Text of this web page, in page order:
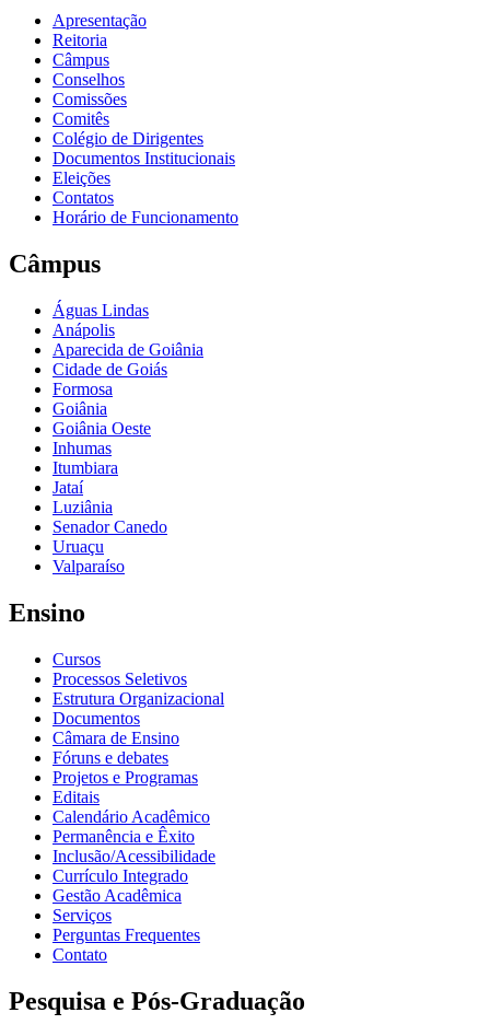
Apresentação
Reitoria
Câmpus
Conselhos
Comissões
Comitês
Colégio de Dirigentes
Documentos Institucionais
Eleições
Contatos
Horário de Funcionamento
Câmpus
Águas Lindas
Anápolis
Aparecida de Goiânia
Cidade de Goiás
Formosa
Goiânia
Goiânia Oeste
Inhumas
Itumbiara
Jataí
Luziânia
Senador Canedo
Uruaçu
Valparaíso
Ensino
Cursos
Processos Seletivos
Estrutura Organizacional
Documentos
Câmara de Ensino
Fóruns e debates
Projetos e Programas
Editais
Calendário Acadêmico
Permanência e Êxito
Inclusão/Acessibilidade
Currículo Integrado
Gestão Acadêmica
Serviços
Perguntas Frequentes
Contato
Pesquisa e Pós-Graduação